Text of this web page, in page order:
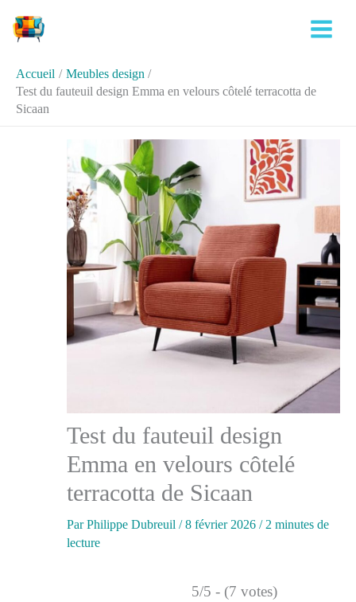
Accueil
Meubles design
Test du fauteuil design Emma en velours côtelé terracotta de
Sicaan
Test du fauteuil design
Emma en velours côtelé
terracotta de Sicaan
ParPhilippe Dubreuil /8 février 2026 / 2 minutes de
lecture
5/5 - (7 votes)